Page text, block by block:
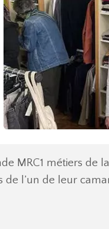
MRC1 métiers
l’un de leur